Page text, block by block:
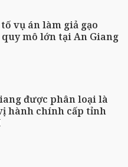
vụ án làm giả gạo
quy mô lớn tại An Giang
được phân loại là
hành chính cấp tỉnh